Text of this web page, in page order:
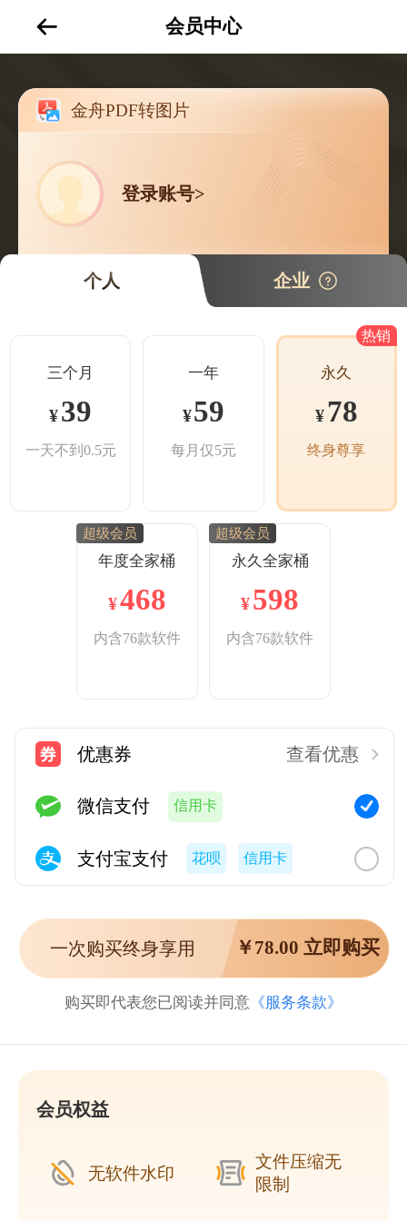
会员中心
金舟PDF转图片
登录账号>
个人 企业
三个月
¥39
一天不到0.5元
一年
¥59
每月仅5元
热销
永久
¥ 78
终身尊享
超级会员
年度全家桶
¥468
内含76款软件
超级会员
永久全家桶
¥598
内含76款软件
优惠券 查看优惠
微信支付 信用卡
支付宝支付 花呗 信用卡
一次购买终身享用 ￥78.00 立即购买
购买即代表您已阅读并同意 《服务条款》
会员权益
无软件水印
文件压缩无
限制